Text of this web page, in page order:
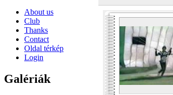
About us
Club
Thanks
Contact
Oldal térkép
Login
Galériák